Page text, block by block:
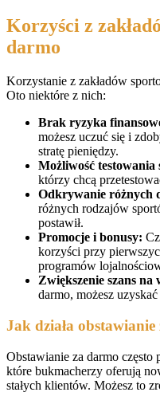
Korzyści z
darmo
Korzystanie z zakładów
Oto niektóre z nich:
Brak ryzyka
możesz uczuć się i
stratę pieniędzy.
Możliwość testowania
którzy chcą
Odkrywanie różnych
różnych rodzajów
postawił.
Promocje i bonusy:
korzyści przy
programów
Zwiększenie szans na
darmo, możesz
Jak działa
Obstawianie za darmo
które bukmacherzy oferują
stałych klientów. Możesz to